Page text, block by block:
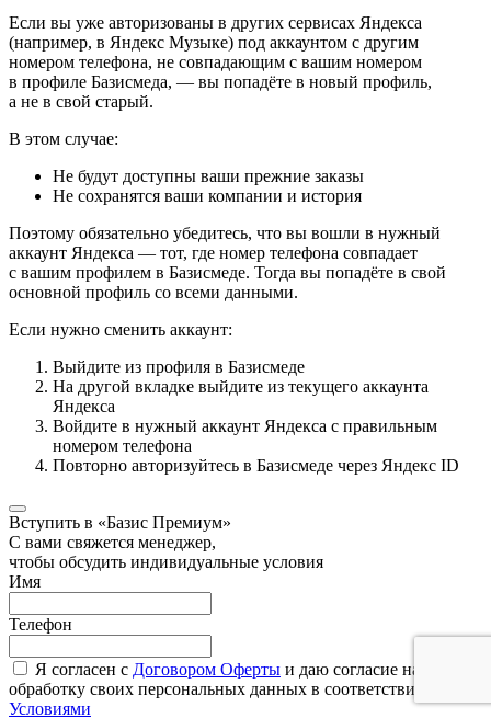
Если вы уже авторизованы в других сервисах Яндекса
(например, в Яндекс Музыке) под аккаунтом с другим
номером телефона, не совпадающим с вашим номером
в профиле Базисмеда, — вы попадёте в новый профиль,
а не в свой старый.
В этом случае:
Не будут доступны ваши прежние заказы
Не сохранятся ваши компании и история
Поэтому обязательно убедитесь, что вы вошли в нужный
аккаунт Яндекса — тот, где номер телефона совпадает
с вашим профилем в Базисмеде. Тогда вы попадёте в свой
основной профиль со всеми данными.
Если нужно сменить аккаунт:
Выйдите из профиля в Базисмеде
На другой вкладке выйдите из текущего аккаунта
Яндекса
Войдите в нужный аккаунт Яндекса с правильным
номером телефона
Повторно авторизуйтесь в Базисмеде через Яндекс ID
Вступить в «Базис Премиум»
С вами свяжется менеджер,
чтобы обсудить индивидуальные условия
Имя
Телефон
Я согласен с Договором Оферты и даю согласие на
обработку своих персональных данных в соответствии с
Условиями